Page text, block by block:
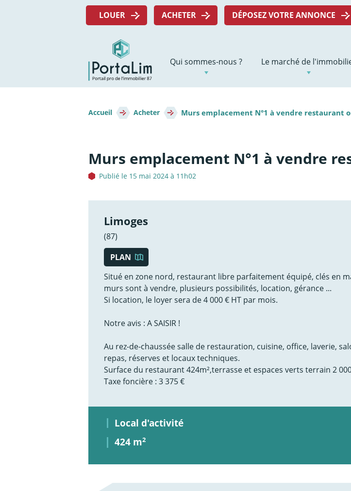
Menu
LOUER ACHETER DÉPOSEZ VOTRE ANNONCE
Navigation
principale
Qui sommes-nous ? Le marché de
d'Ariane
Accueil Acheter Murs emplacement N°1 à vendre restaurant
Murs emplacement N°1 à vendre
Publié le 15 mai 2024 à 11h02
Limoges
(87)
PLAN
Situé en zone nord, restaurant libre parfaitement équipé, clés en
murs sont à vendre, plusieurs possibilités, location, gérance ...
Si location, le loyer sera de 4 000 € HT par mois.
Notre avis : A SAISIR !
Au rez-de-chaussée salle de restauration, cuisine, office, laverie,
repas, réserves et locaux techniques.
Surface du restaurant 424m²,terrasse et espaces verts terrain 2
Taxe foncière : 3 375 €
Local d'activité
424 m2